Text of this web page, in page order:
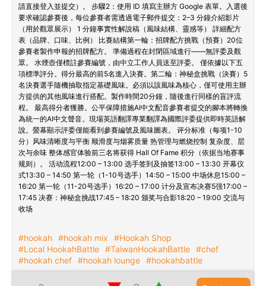
請直接登入並提交）。 步驟2：使用 ID 填寫主辦方 Google 表單。入選後
要求確認參賽後，每位參賽者需透過電子郵件提交：2–3 分鐘介紹影片
（用於觀眾展示） 1 分鐘事實性解說稿（風味結構、靈感等） 詳細配方
表（品牌、口味、比例） 比賽結構第一輪：招牌配方挑戰（預賽）20位
參賽者製作申報的招牌配方。 準備過程在封閉區域進行——無評委及觀
眾。 水煙壺僅標註參賽編號，由中立工作人員送至評委。 僅依據以下五
項標準評分。得分最高的前5名進入決賽。第二輪：神秘盒挑戰（決賽）5
名決賽選手隨機抽取指定基礎風味。必須以該風味為核心，僅可使用主辦
方提供的其他風味進行搭配。製作時間20分鐘，隨後進行同樣的盲評流
程。 最高得分者獲勝。公平保障措施AI中文配音參賽者提交的腳本將轉換
為統一的AI中文聲音。現場英語翻譯專業翻譯為國際評委提供即時英語解
說。螢幕顯示評委僅能看到參賽編號及風味圖表。 评分标准（每项1-10
分）风味清晰度与平衡 顺滑度与烟雾质量 热管理与燃烧控制 复杂度、层
次与余味 整体感官体验前三名将获得 Hall Of Fame 积分（依据当地赛事
规则）。 活动流程12:00 – 13:00 选手签到及抽签13:00 – 13:30 开幕仪
式13:30 – 14:50 第一轮（1-10号选手）14:50 – 15:00 中场休息15:00 –
16:20 第一轮（11-20号选手）16:20 – 17:00 计分及宣布决赛5强17:00 –
17:45 决赛：神秘盒挑战17:45 – 18:20 颁奖与合影18:20 – 19:00 交流与
收场
#hookah #hookah mix
#Hookah Shop
#Local HookahBattle #TaiwanHookahBattle #chef
#hookah chef #hookah lounge #hookahbattle